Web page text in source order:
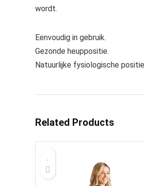
wordt.
Eenvoudig in gebruik.
Gezonde heuppositie.
Natuurlijke fysiologische
Related Products